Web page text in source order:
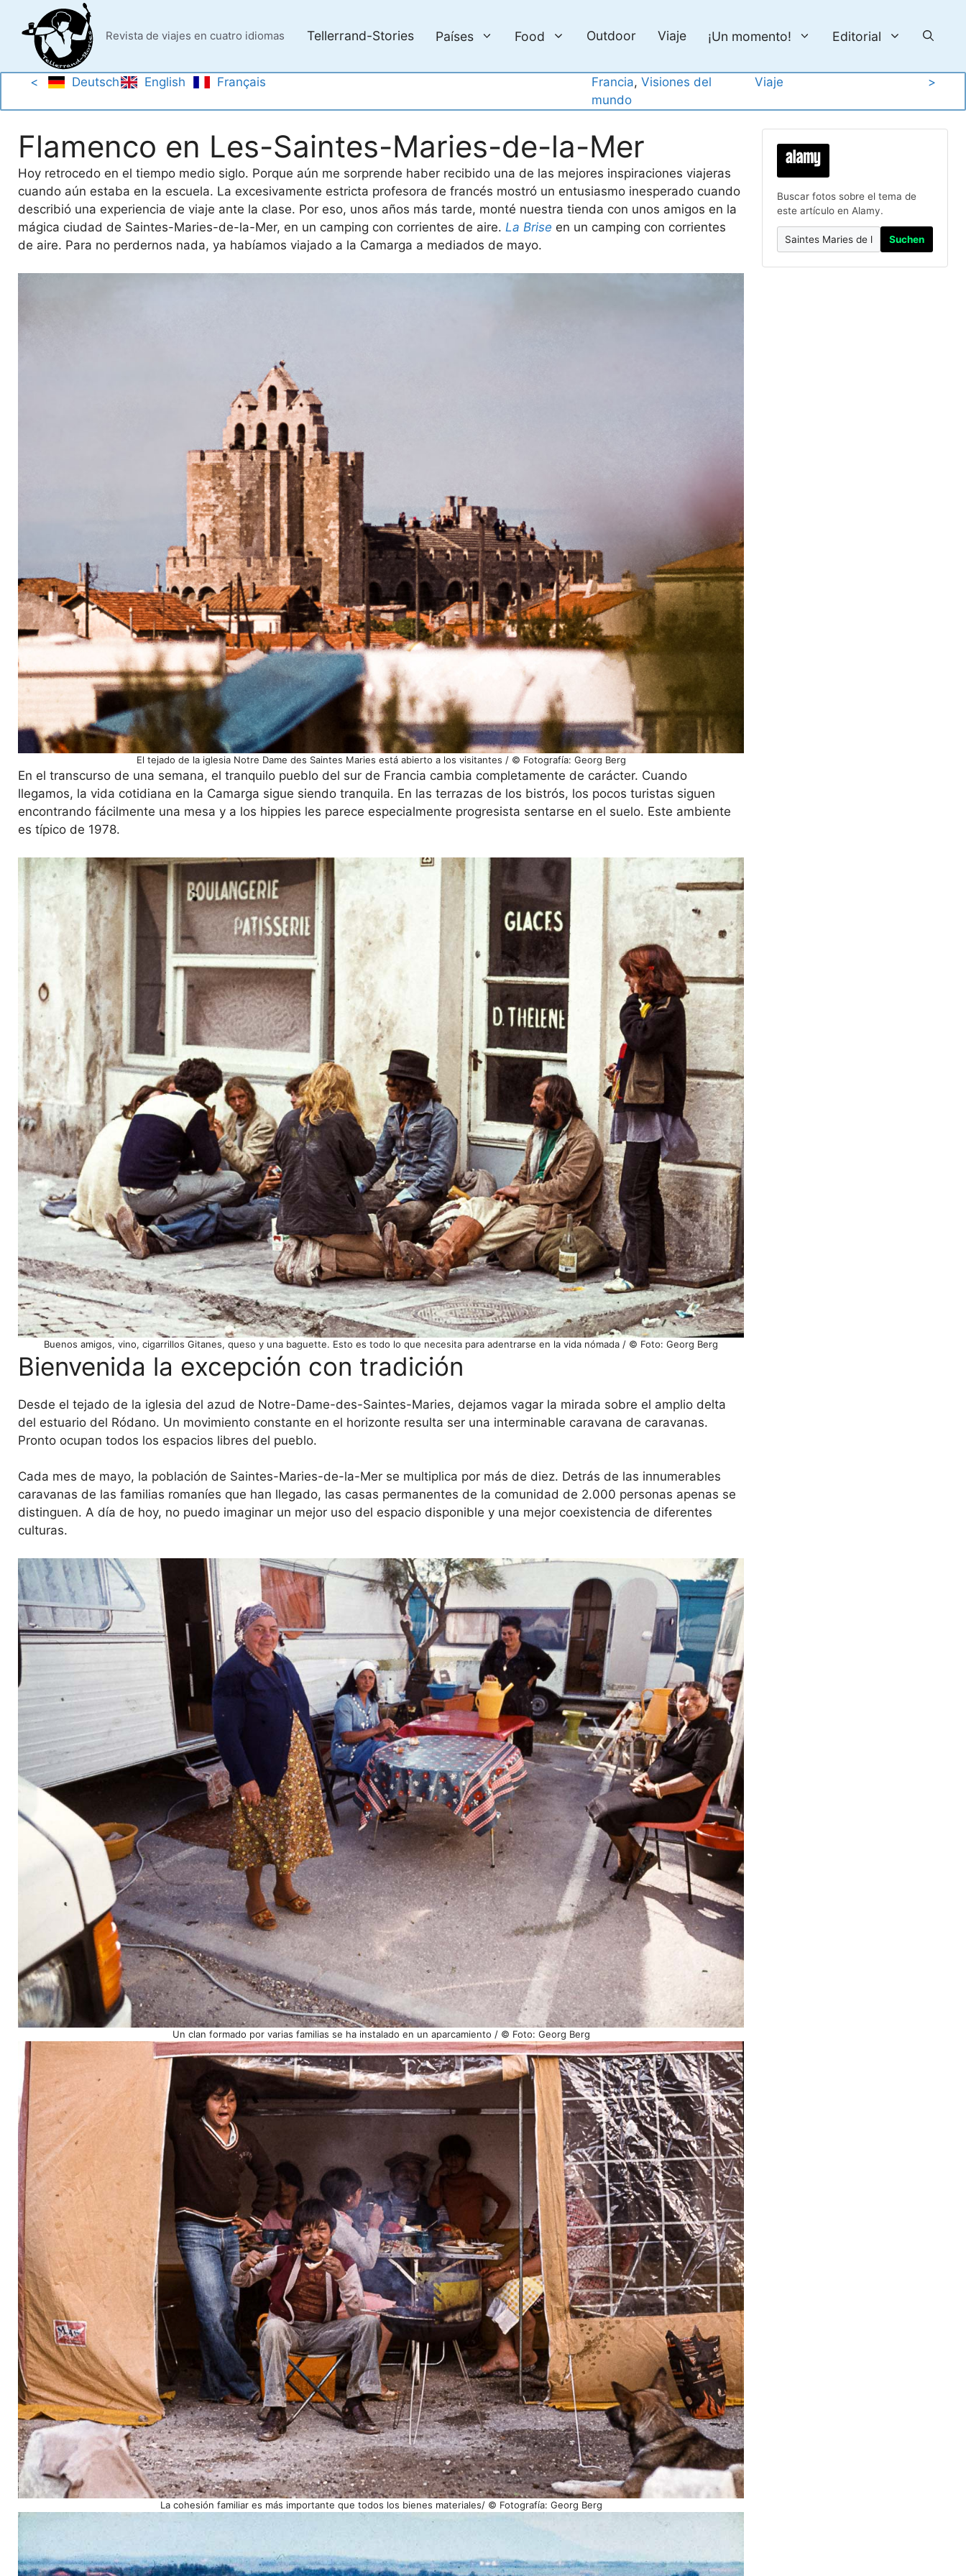
contenido
Revista de viajes en cuatro idiomas Tellerrand-Stories Países Food Outdoor Viaje ¡Un momento! Editorial
< Deutsch English Français Francia, Visiones del
mundo
Viaje >
Flamenco en Les-Saintes-Maries-de-la-Mer
Hoy retrocedo en el tiempo medio siglo. Porque aún me sorprende haber recibido una de las mejores inspiraciones viajeras
cuando aún estaba en la escuela. La excesivamente estricta profesora de francés mostró un entusiasmo inesperado cuando
describió una experiencia de viaje ante la clase. Por eso, unos años más tarde, monté nuestra tienda con unos amigos en la
mágica ciudad de Saintes-Maries-de-la-Mer, en un camping con corrientes de aire. La Brise en un camping con corrientes
de aire. Para no perdernos nada, ya habíamos viajado a la Camarga a mediados de mayo.
El tejado de la iglesia Notre Dame des Saintes Maries está abierto a los visitantes / © Fotografía: Georg Berg
En el transcurso de una semana, el tranquilo pueblo del sur de Francia cambia completamente de carácter. Cuando
llegamos, la vida cotidiana en la Camarga sigue siendo tranquila. En las terrazas de los bistrós, los pocos turistas siguen
encontrando fácilmente una mesa y a los hippies les parece especialmente progresista sentarse en el suelo. Este ambiente
es típico de 1978.
Buenos amigos, vino, cigarrillos Gitanes, queso y una baguette. Esto es todo lo que necesita para adentrarse en la vida nómada / © Foto: Georg Berg
Bienvenida la excepción con tradición
Desde el tejado de la iglesia del azud de Notre-Dame-des-Saintes-Maries, dejamos vagar la mirada sobre el amplio delta
del estuario del Ródano. Un movimiento constante en el horizonte resulta ser una interminable caravana de caravanas.
Pronto ocupan todos los espacios libres del pueblo.
Cada mes de mayo, la población de Saintes-Maries-de-la-Mer se multiplica por más de diez. Detrás de las innumerables
caravanas de las familias romaníes que han llegado, las casas permanentes de la comunidad de 2.000 personas apenas se
distinguen. A día de hoy, no puedo imaginar un mejor uso del espacio disponible y una mejor coexistencia de diferentes
culturas.
Un clan formado por varias familias se ha instalado en un aparcamiento / © Foto: Georg Berg
La cohesión familiar es más importante que todos los bienes materiales/ © Fotografía: Georg Berg
Buscar fotos sobre el tema de
este artículo en Alamy.
Suchen